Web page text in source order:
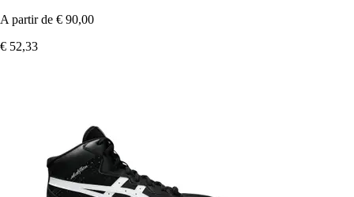
A partir de € 90,00
€ 52,33